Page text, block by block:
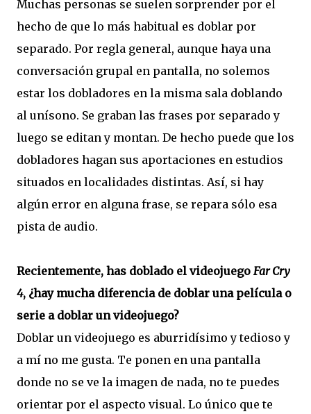
Muchas personas se suelen sorprender por el
hecho de que lo más habitual es doblar por
separado. Por regla general, aunque haya una
conversación grupal en pantalla, no solemos
estar los dobladores en la misma sala doblando
al unísono. Se graban las frases por separado y
luego se editan y montan. De hecho puede que los
dobladores hagan sus aportaciones en estudios
situados en localidades distintas. Así, si hay
algún error en alguna frase, se repara sólo esa
pista de audio.
Recientemente, has doblado el videojuego Far Cry
4, ¿hay mucha diferencia de doblar una película o
serie a doblar un videojuego?
Doblar un videojuego es aburridísimo y tedioso y
a mí no me gusta. Te ponen en una pantalla
donde no se ve la imagen de nada, no te puedes
orientar por el aspecto visual. Lo único que te